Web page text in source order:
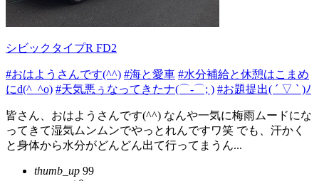
シビックタイプR FD2
#おはようさんです(^^) #海と愛車 #水分補給と休憩はこまめ
にd(^_^o) #天気悪ぅなってきたナ(⌒-⌒; ) #お題提出( ´ ▽ ` )ﾉ
皆さん、おはようさんです(^^) なんや一気に梅雨ムードにな
ってきて湿気ムンムンでやっとれんですワ笑 でも、汗かく
と身体から水分がどんどん出て行ってまうん...
thumb_up 99